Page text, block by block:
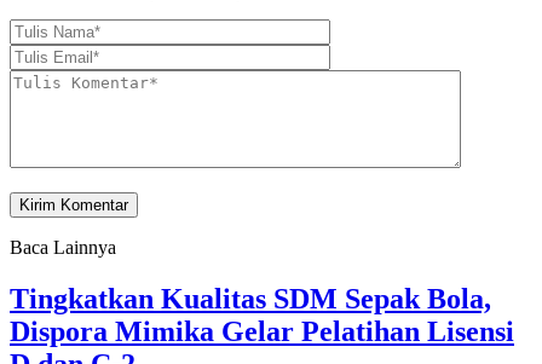
Baca Lainnya
Tingkatkan Kualitas SDM Sepak Bola,
Dispora Mimika Gelar Pelatihan Lisensi